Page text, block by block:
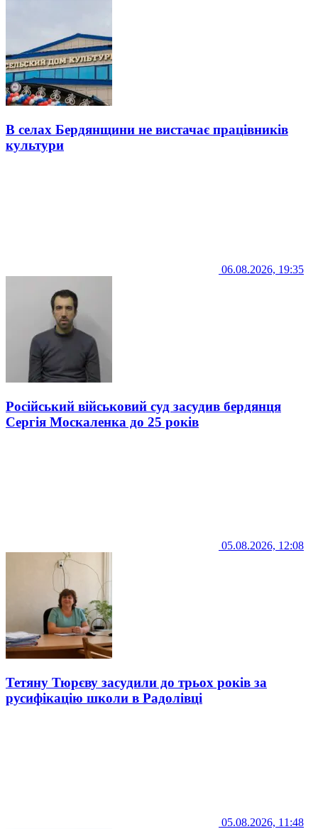
В селах Бердянщини не вистачає працівників
культури
06.08.2026, 19:35
Російський військовий суд засудив бердянця
Сергія Москаленка до 25 років
05.08.2026, 12:08
Тетяну Тюрєву засудили до трьох років за
русифікацію школи в Радолівці
05.08.2026, 11:48